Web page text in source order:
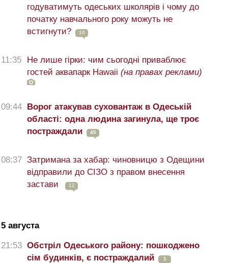
годуватимуть одеських школярів і чому до
початку навчального року можуть не
встигнути?
16
11:35
Не лише гірки: чим сьогодні приваблює
гостей аквапарк Hawaii (на правах реклами)
09:44 Ворог атакував суховантаж в Одеській
області: одна людина загинула, ще троє
постраждали
45
08:37 Затримана за хабар: чиновницю з Одещини
відправили до СІЗО з правом внесення
застави
12
5 августа
21:53 Обстріл Одеського району: пошкоджено
сім будинків, є постраждалий
1